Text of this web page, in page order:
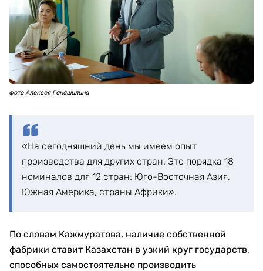
фото Алексея Ганашилина
«На сегодняшний день мы имеем опыт
производства для других стран. Это порядка 18
номиналов для 12 стран: Юго-Восточная Азия,
Южная Америка, страны Африки».
По словам Кажмуратова, наличие собственной
фабрики ставит Казахстан в узкий круг государств,
способных самостоятельно производить